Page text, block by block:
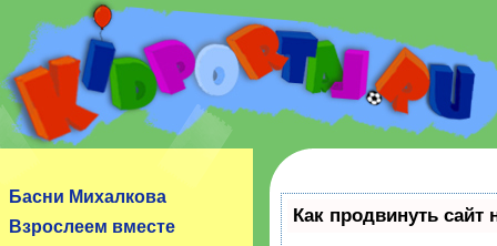
Сайт посвящен детям, их родителям, учителям и
Басни Михалкова
Взрослеем вместе
Как продвинуть сайт